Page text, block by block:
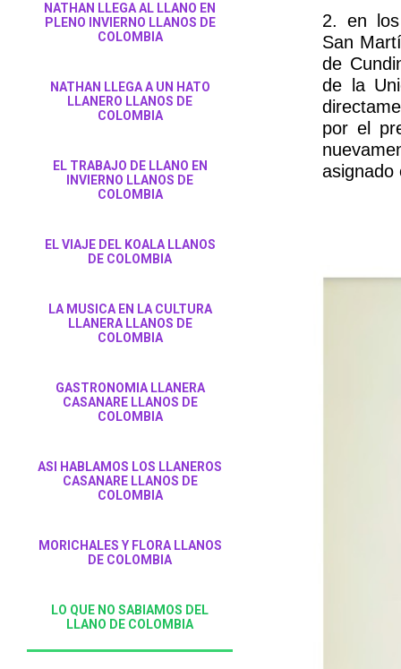
NATHAN LLEGA AL LLANO EN
PLENO INVIERNO LLANOS DE
COLOMBIA
NATHAN LLEGA A UN HATO
LLANERO LLANOS DE
COLOMBIA
EL TRABAJO DE LLANO EN
INVIERNO LLANOS DE
COLOMBIA
EL VIAJE DEL KOALA LLANOS
DE COLOMBIA
LA MUSICA EN LA CULTURA
LLANERA LLANOS DE
COLOMBIA
GASTRONOMIA LLANERA
CASANARE LLANOS DE
COLOMBIA
ASI HABLAMOS LOS LLANEROS
CASANARE LLANOS DE
COLOMBIA
MORICHALES Y FLORA LLANOS
DE COLOMBIA
LO QUE NO SABIAMOS DEL
LLANO DE COLOMBIA
2. en
San
de
de la
por el
asignado